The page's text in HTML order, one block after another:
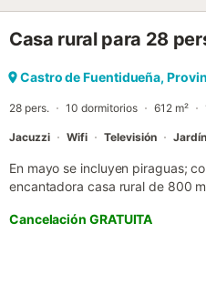
Casa rural para 28
Castro de Fuentidueña,
28 pers. 10 dormitorios 612 m²
Jacuzzi Wifi Televisión Jardín
En mayo se incluyen piraguas;
encantadora casa rural de 800
casa ofrece Wi-Fi de alta
Cancelación GRATUITA